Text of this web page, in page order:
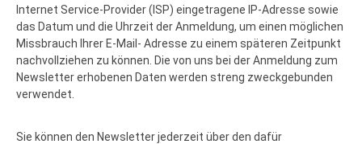
Internet Service-Provider (ISP) eingetragene IP-Adresse sowie
das Datum und die Uhrzeit der Anmeldung, um einen möglichen
Missbrauch Ihrer E-Mail- Adresse zu einem späteren Zeitpunkt
nachvollziehen zu können. Die von uns bei der Anmeldung zum
Newsletter erhobenen Daten werden streng zweckgebunden
verwendet.
Sie können den Newsletter jederzeit über den dafür